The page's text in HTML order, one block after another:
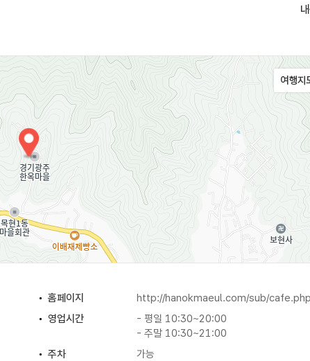
홈페이지
http://hanokmaeul.com/sub/cafe.php
영업시간
- 평일 10:30~20:00
- 주말 10:30~21:00
주차
가능